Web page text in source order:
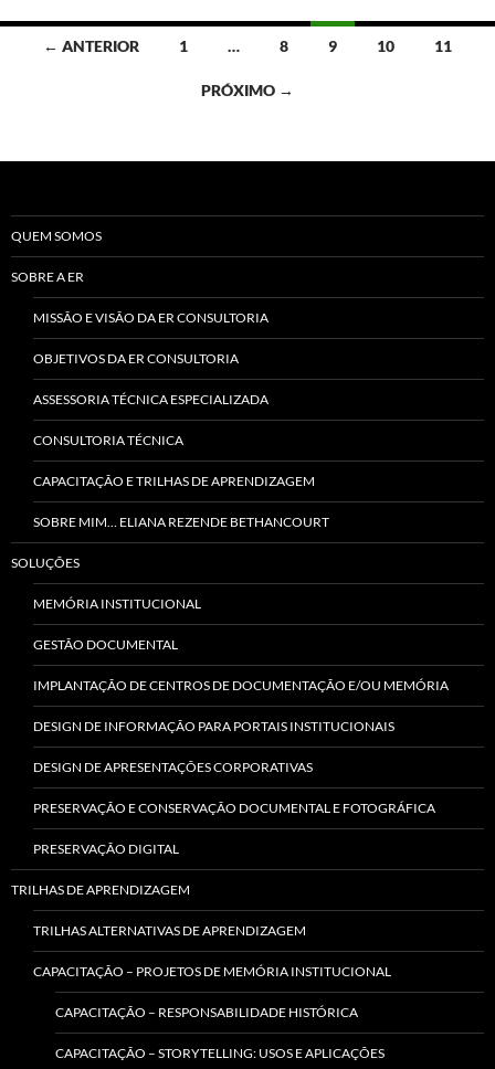
Navegação
← ANTERIOR 1 … 8 9 10 11
PRÓXIMO →
QUEM SOMOS
SOBRE A ER
MISSÃO E VISÃO DA ER CONSULTORIA
OBJETIVOS DA ER CONSULTORIA
ASSESSORIA TÉCNICA ESPECIALIZADA
CONSULTORIA TÉCNICA
CAPACITAÇÃO E TRILHAS DE APRENDIZAGEM
SOBRE MIM… ELIANA REZENDE BETHANCOURT
SOLUÇÕES
MEMÓRIA INSTITUCIONAL
GESTÃO DOCUMENTAL
IMPLANTAÇÃO DE CENTROS DE DOCUMENTAÇÃO E/OU MEMÓRIA
DESIGN DE INFORMAÇÃO PARA PORTAIS INSTITUCIONAIS
DESIGN DE APRESENTAÇÕES CORPORATIVAS
PRESERVAÇÃO E CONSERVAÇÃO DOCUMENTAL E FOTOGRÁFICA
PRESERVAÇÃO DIGITAL
TRILHAS DE APRENDIZAGEM
TRILHAS ALTERNATIVAS DE APRENDIZAGEM
CAPACITAÇÃO – PROJETOS DE MEMÓRIA INSTITUCIONAL
CAPACITAÇÃO – RESPONSABILIDADE HISTÓRICA
CAPACITAÇÃO – STORYTELLING: USOS E APLICAÇÕES